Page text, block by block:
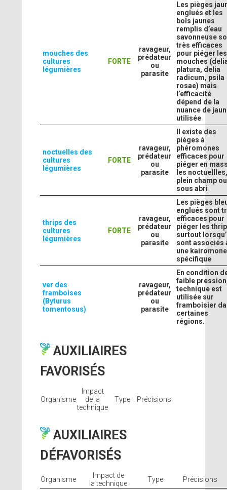
mouches des
cultures
légumières
FORTE
ravageur,
prédateur
ou
parasite
Les pièges
englués et les
bols jaunes
remplis d’eau
savonneuse
très efficaces
pour piéger les
mouches
platura, delia
radicum, psila
rosae) mais
l’efficacité
dépend de la
nuance de
utilisée
noctuelles des
cultures
légumières
FORTE
ravageur,
prédateur
ou
parasite
Il existe des
pièges à
phéromones
efficaces pour
piéger en
les
plein champ ou
sous abri
thrips des
cultures
légumières
FORTE
ravageur,
prédateur
ou
parasite
Les pièges
englués sont
efficaces pour
piéger les
surtout
sont associés
une kairomone
spécifique
ver des
framboises
(Byturus
tomentosus)
ravageur,
prédateur
ou
parasite
En condition
faible
technique est
utilisée sur
framboisier
certaines
régions.
AUXILIAIRES
FAVORISÉS
Organisme
Impact
de la
technique
Type Précisions
AUXILIAIRES
DÉFAVORISÉS
Organisme
Impact de
la technique
Type Précisions